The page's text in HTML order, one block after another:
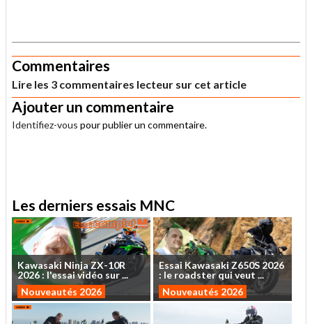
Commentaires
Lire les 3 commentaires lecteur sur cet article
Ajouter un commentaire
Identifiez-vous pour publier un commentaire.
Les derniers essais MNC
Kawasaki NinjaZX-10R
2026: l'essaividéo sur...
Nouveautés 2026
Essai Kawasaki Z650S 2026
: le roadsterquiveut ...
Nouveautés 2026